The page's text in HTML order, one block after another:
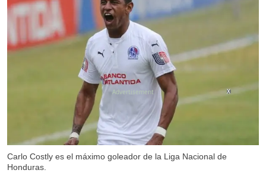
Carlo Costly es el máximo goleador de la Liga Nacional de
Honduras.
X